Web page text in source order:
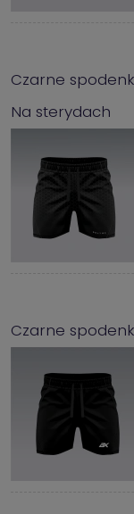
Czarne
Na sterydach
Czarne